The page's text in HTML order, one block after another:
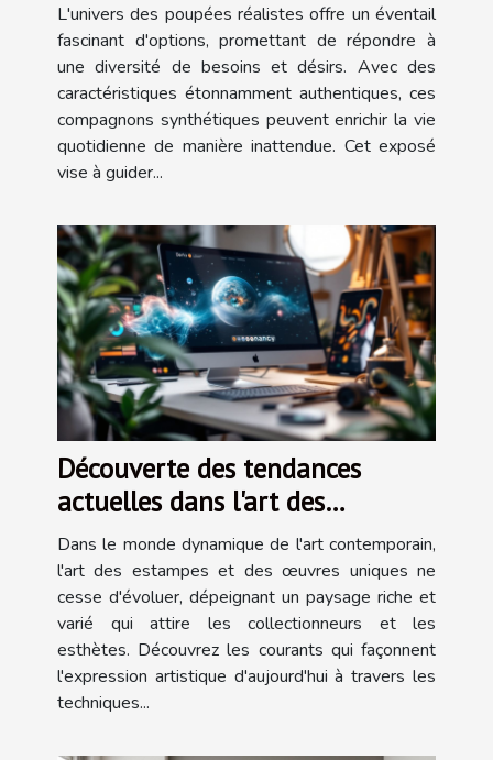
L'univers des poupées réalistes offre un éventail
fascinant d'options, promettant de répondre à
une diversité de besoins et désirs. Avec des
caractéristiques étonnamment authentiques, ces
compagnons synthétiques peuvent enrichir la vie
quotidienne de manière inattendue. Cet exposé
vise à guider...
Découverte des tendances
actuelles dans l'art des
estampes et œuvres uniques
Dans le monde dynamique de l'art contemporain,
l'art des estampes et des œuvres uniques ne
cesse d'évoluer, dépeignant un paysage riche et
varié qui attire les collectionneurs et les
esthètes. Découvrez les courants qui façonnent
l'expression artistique d'aujourd'hui à travers les
techniques...